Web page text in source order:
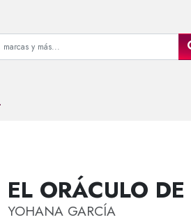
EL ORÁCULO
YOHANA GARCÍA